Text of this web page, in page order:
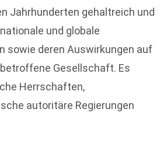
Jahrhunderten gehaltreich und
und globale
sowie deren Auswirkungen auf
Gesellschaft. Es
Herrschaften,
autoritäre Regierungen